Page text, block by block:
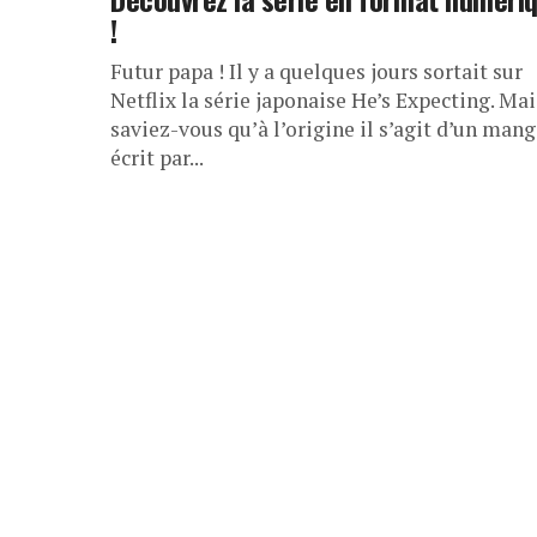
!
Futur papa ! Il y a quelques jours sortait sur
Netflix la série japonaise He’s Expecting.
saviez-vous qu’à l’origine il s’agit d’un
écrit par...